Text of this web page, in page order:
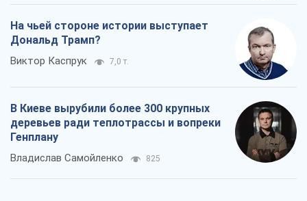
На чьей стороне истории выступает
Дональд Трамп?
Виктор Каспрук 7,0 т.
В Киеве вырубили более 300 крупных
деревьев ради теплотрассы и вопреки
Генплану
Владислав Самойленко 825